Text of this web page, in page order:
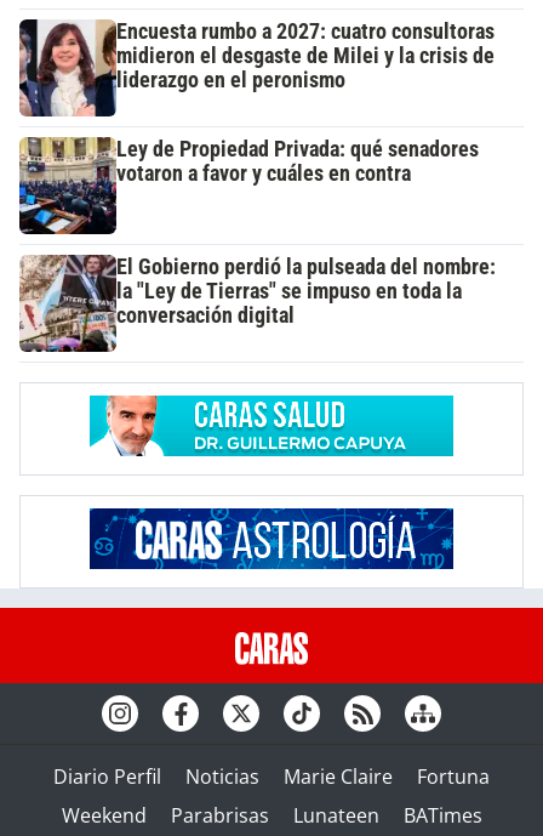
Encuesta rumbo a 2027: cuatro consultoras
midieron el desgaste de Milei y la crisis de
liderazgo en el peronismo
Ley de Propiedad Privada: qué senadores
votaron a favor y cuáles en contra
El Gobierno perdió la pulseada del nombre:
la "Ley de Tierras" se impuso en toda la
conversación digital
Diario Perfil Noticias Marie Claire
Fortuna
Weekend
Parabrisas Lunateen BATimes